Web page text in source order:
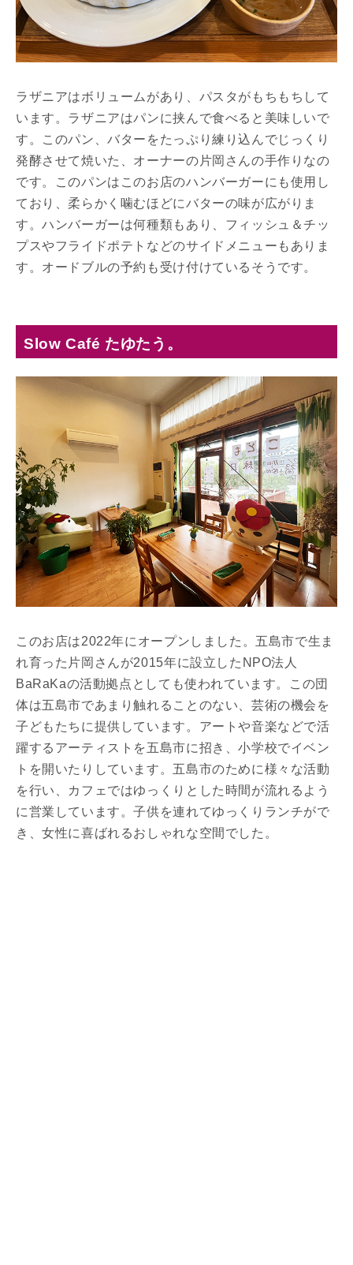
ラザニアはボリュームがあり、パスタがもちもちして
います。ラザニアはパンに挟んで食べると美味しいで
す。このパン、バターをたっぷり練り込んでじっくり
発酵させて焼いた、オーナーの片岡さんの手作りなの
です。このパンはこのお店のハンバーガーにも使用し
ており、柔らかく噛むほどにバターの味が広がりま
す。ハンバーガーは何種類もあり、フィッシュ＆チッ
プスやフライドポテトなどのサイドメニューもありま
す。オードブルの予約も受け付けているそうです。
Slow Café たゆたう。
このお店は2022年にオープンしました。五島市で生ま
れ育った片岡さんが2015年に設立したNPO法人
BaRaKaの活動拠点としても使われています。この団
体は五島市であまり触れることのない、芸術の機会を
子どもたちに提供しています。アートや音楽などで活
躍するアーティストを五島市に招き、小学校でイベン
トを開いたりしています。五島市のために様々な活動
を行い、カフェではゆっくりとした時間が流れるよう
に営業しています。子供を連れてゆっくりランチがで
き、女性に喜ばれるおしゃれな空間でした。